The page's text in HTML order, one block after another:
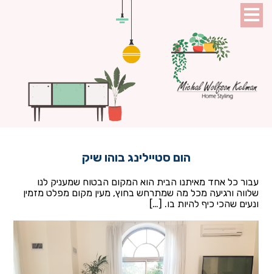
הום סטיילינג בוהו שיק
עבור כל אחד מאיתנו הבית הוא המקום הבטוח שמעניק לנו
שלווה ורגיעה מכל מה שמתרחש בחוץ, מעין מקום מפלט מזמין
ונעים שהכי כיף להיות בו. […]